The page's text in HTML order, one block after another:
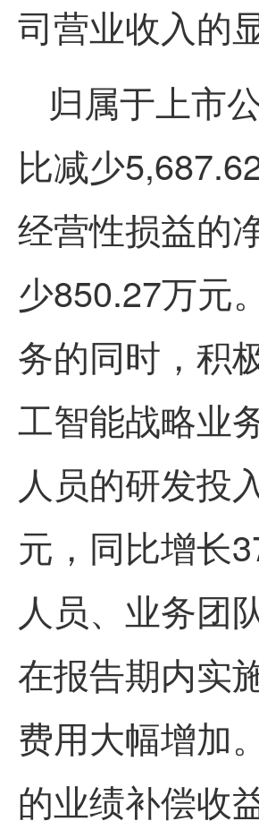
司营业收入的
归属于上市
比减少
经营性损益的
少850.27万元
务的同时，积
工智能战略业
人员的研发投
元，同比增长
人员、业务团
在报告期内实
费用大幅增加
的业绩补偿收